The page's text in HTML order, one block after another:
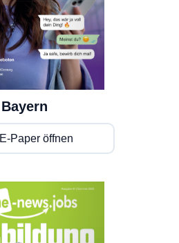
Bayern
E-Paper öffnen